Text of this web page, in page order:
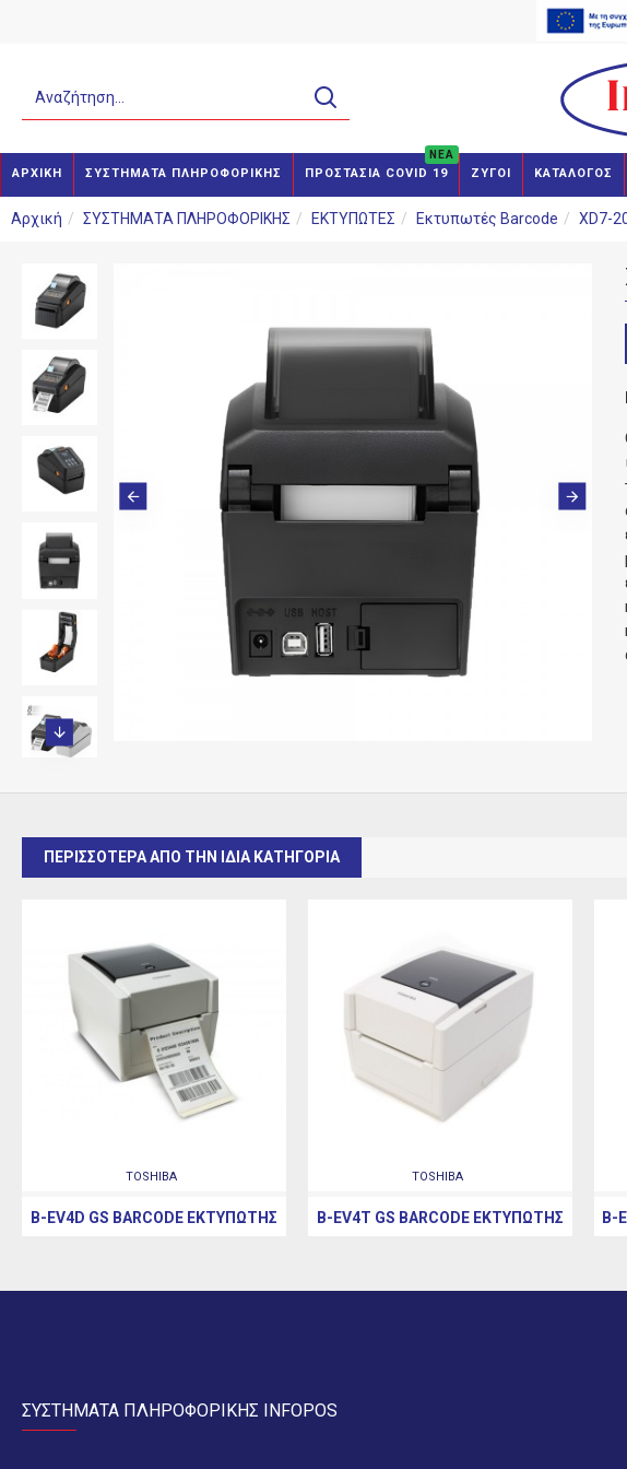
ΑΡΧΙΚΗ ΣΥΣΤΗΜΑΤΑ ΠΛΗΡΟΦΟΡΙΚΗΣ ΠΡΟΣΤΑΣΙΑ COVID 19
NEA
ΖΥΓΟΙ ΚΑΤΑΛΟΓΟΣ
Αρχική ΣΥΣΤΗΜΑΤΑ ΠΛΗΡΟΦΟΡΙΚΗΣ ΕΚΤΥΠΩΤΕΣ Εκτυπωτές Barcode XD7-
ΠΕΡΙΣΣΟΤΕΡΑ ΑΠΟ ΤΗΝ ΙΔΙΑ ΚΑΤΗΓΟΡΙΑ
TOSHIBA
B-EV4D GS BARCODE ΕΚΤΥΠΩΤΉΣ
TOSHIBA
B-EV4T GS BARCODE ΕΚΤΥΠΩΤΉΣ B-
ΣΥΣΤΗΜΑΤΑ ΠΛΗΡΟΦΟΡΙΚΗΣ INFOPOS